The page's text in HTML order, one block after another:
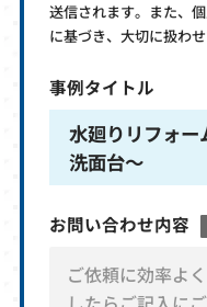
送信されます。また、
に基づき、大切に扱わ
事例タイトル
水廻りリフォー
洗面台～
お問い合わせ内容